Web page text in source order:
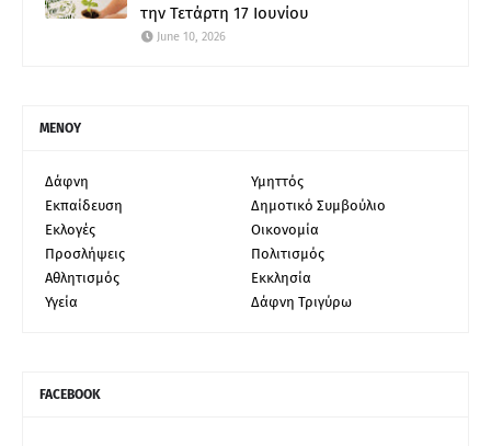
την Τετάρτη 17 Ιουνίου
June 10, 2026
ΜΕΝΟΥ
Δάφνη
Υμηττός
Εκπαίδευση
Δημοτικό Συμβούλιο
Εκλογές
Οικονομία
Προσλήψεις
Πολιτισμός
Αθλητισμός
Εκκλησία
Υγεία
Δάφνη Τριγύρω
FACEBOOK